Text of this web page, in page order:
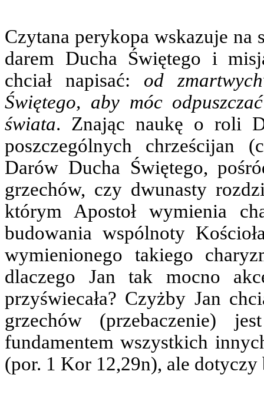
Czytana perykopa wskazuje
darem Ducha Świętego i
chciał napisać: od
Świętego, aby móc
świata. Znając naukę o roli
poszczególnych chrześcijan
Darów Ducha Świętego,
grzechów, czy dwunasty
którym Apostoł wymienia
budowania wspólnoty
wymienionego takiego
dlaczego Jan tak mocno
przyświecała? Czyżby Jan
grzechów (przebaczenie)
fundamentem wszystkich
(por. 1 Kor 12,29n), ale